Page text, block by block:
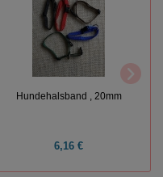
Hundehalsband , 20mm
6,16 €